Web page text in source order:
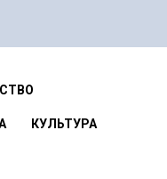
КУЛЬТУРА